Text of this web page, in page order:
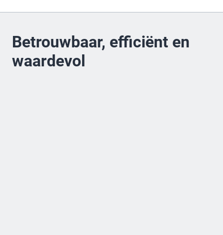
Betrouwbaar, efficiënt en
waardevol